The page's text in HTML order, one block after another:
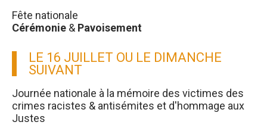
Fête nationale
Cérémonie & Pavoisement
LE 16 JUILLET OU LE DIMANCHE
SUIVANT
Journée nationale à la mémoire des victimes des
crimes racistes & antisémites et d'hommage aux
Justes